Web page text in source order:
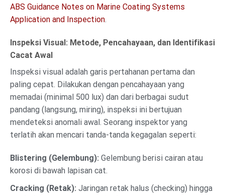
ABS Guidance Notes on Marine Coating Systems
Application and Inspection.
Inspeksi Visual: Metode, Pencahayaan, dan Identifikasi
Cacat Awal
Inspeksi visual adalah garis pertahanan pertama dan
paling cepat. Dilakukan dengan pencahayaan yang
memadai (minimal 500 lux) dan dari berbagai sudut
pandang (langsung, miring), inspeksi ini bertujuan
mendeteksi anomali awal. Seorang inspektor yang
terlatih akan mencari tanda-tanda kegagalan seperti:
Blistering (Gelembung): Gelembung berisi cairan atau
korosi di bawah lapisan cat.
Cracking (Retak): Jaringan retak halus (checking) hingga